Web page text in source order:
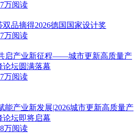
万阅读
品摘得2026德国国家设计奖
万阅读
启产业新征程——城市更新高质量产
论坛圆满落幕
万阅读
能产业新发展|2026城市更新高质量产
论坛即将启幕
万阅读